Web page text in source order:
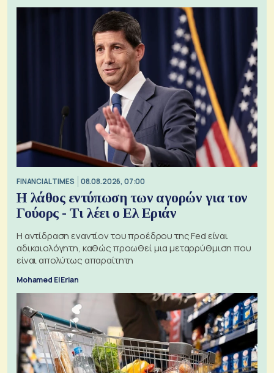
FINANCIAL TIMES 08.08.2026, 07:00
Η λάθος εντύπωση των αγορών για τον
Γούορς - Τι λέει ο Ελ Εριάν
Η αντίδραση εναντίον του προέδρου της Fed είναι
αδικαιολόγητη, καθώς προωθεί μια μεταρρύθμιση που
είναι απολύτως απαραίτητη
Mohamed El Erian